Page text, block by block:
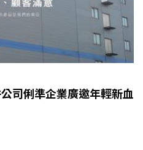
司俐準企業廣邀年輕新血